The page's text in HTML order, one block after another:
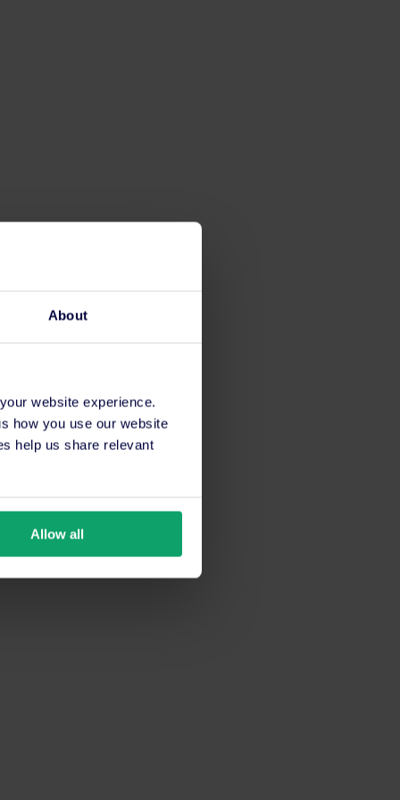
About
website experience.
how you use our website
help us share relevant
Allow all